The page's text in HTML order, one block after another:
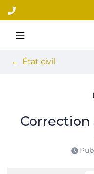
Aller
au
contenu
État civil
Correction